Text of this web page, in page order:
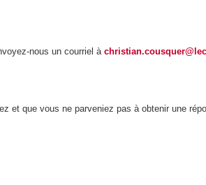
nous un courriel à
et que vous ne parveniez pas à obtenir une